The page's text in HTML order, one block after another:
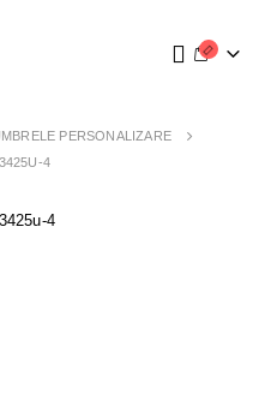
PERSONALIZARE
4